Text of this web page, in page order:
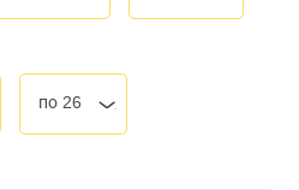
по 26